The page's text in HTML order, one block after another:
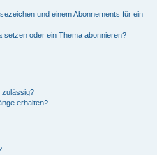
und einem Abonnements für ein
setzen oder ein Thema abonnieren?
zulässig?
erhalten?